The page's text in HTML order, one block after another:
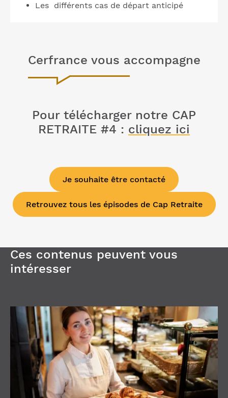
Les différents cas de départ anticipé
Cerfrance vous accompagne
Pour télécharger notre CAP
RETRAITE #4 : cliquez ici
Je souhaite être contacté
Retrouvez tous les épisodes de Cap Retraite
Ces contenus peuvent vous
intéresser